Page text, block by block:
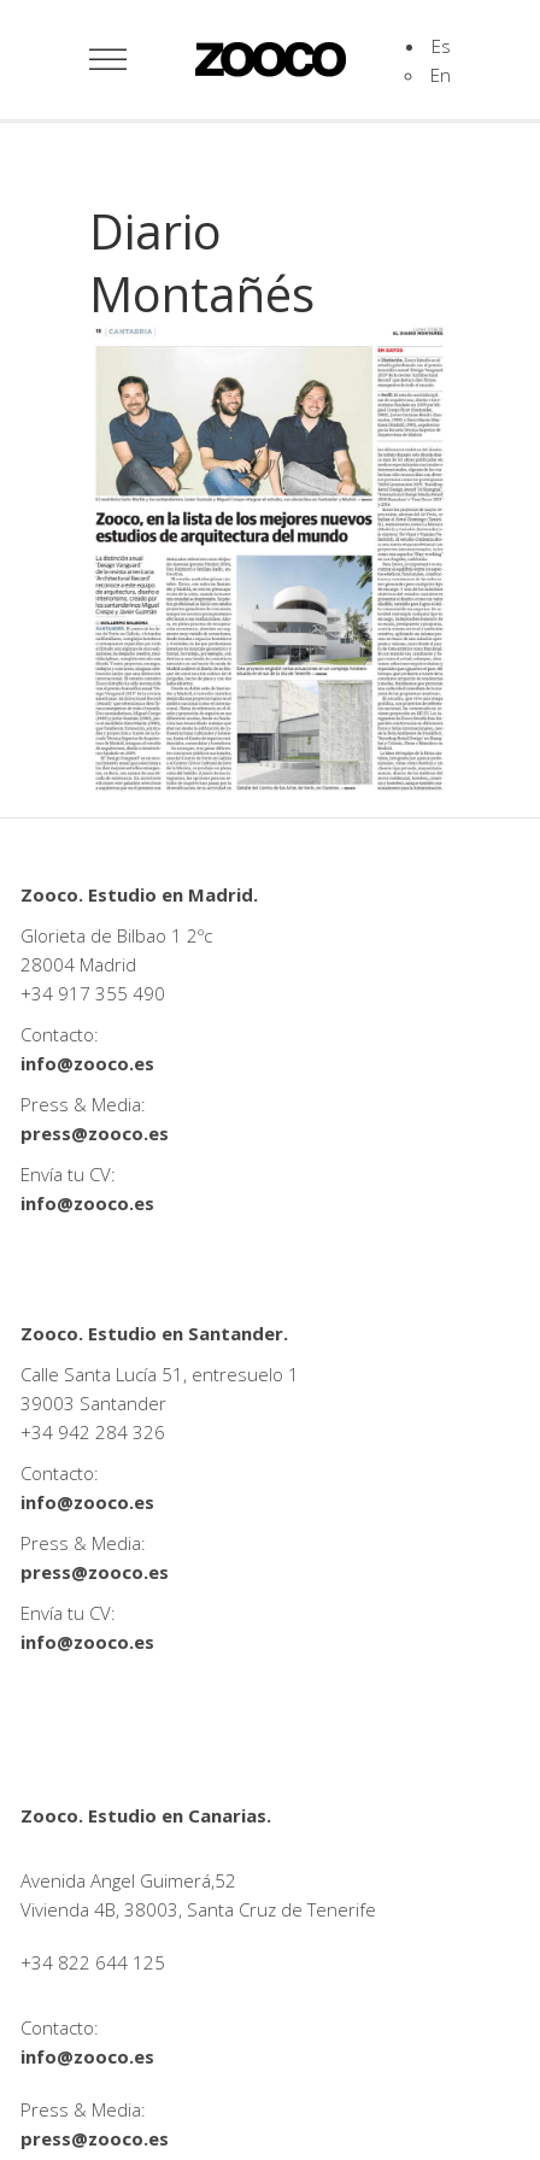
Es
En
Diario
Montañés
Zooco. Estudio en Madrid.
Glorieta de Bilbao 1 2ºc
28004 Madrid
+34 917 355 490
Contacto:
info@zooco.es
Press & Media:
press@zooco.es
Envía tu CV:
info@zooco.es
Zooco. Estudio en Santander.
Calle Santa Lucía 51, entresuelo 1
39003 Santander
+34 942 284 326
Contacto:
info@zooco.es
Press & Media:
press@zooco.es
Envía tu CV:
info@zooco.es
Zooco. Estudio en Canarias.
Avenida Angel Guimerá,52
Vivienda 4B, 38003, Santa Cruz de Tenerife
+34 822 644 125
Contacto:
info@zooco.es
Press & Media:
press@zooco.es